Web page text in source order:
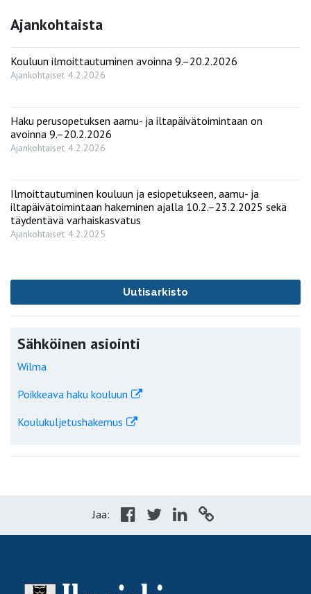
Ajankohtaista
Kouluun ilmoittautuminen avoinna 9.–20.2.2026
Ajankohtaiset 4.2.2026
Haku perusopetuksen aamu- ja iltapäivätoimintaan on
avoinna 9.–20.2.2026
Ajankohtaiset 4.2.2026
Ilmoittautuminen kouluun ja esiopetukseen, aamu- ja
iltapäivätoimintaan hakeminen ajalla 10.2.–23.2.2025 sekä
täydentävä varhaiskasvatus
Ajankohtaiset 4.2.2025
Uutisarkisto
Sähköinen asiointi
Wilma
Poikkeava haku kouluun
Koulukuljetushakemus
Jaa: